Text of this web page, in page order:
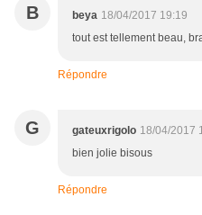
B beya 18/04/2017 19:19
tout est tellement beau,
Répondre
G gateuxrigolo 18/04/2017
bien jolie bisous
Répondre